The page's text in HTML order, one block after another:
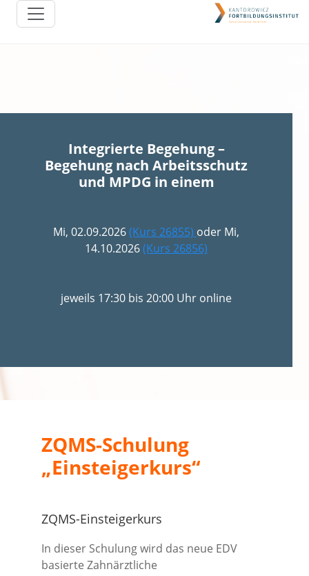
Integrierte Begehung –
Begehung nach Arbeitsschutz
und MPDG in einem
Mi, 02.09.2026(Kurs 26855) oder Mi,
14.10.2026(Kurs 26856)
jeweils 17:30 bis 20:00 Uhr online
ZQMS-Schulung
„Einsteigerkurs“
ZQMS-Einsteigerkurs
In dieser Schulung wird das neue EDV
basierte Zahnärztliche